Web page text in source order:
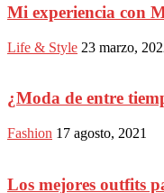
Mi experiencia con
Life & Style 23 marzo,
¿Moda de entre
Fashion 17 agosto, 2021
Los mejores outfits